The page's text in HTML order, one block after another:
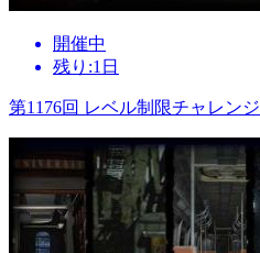
開催中
残り:1日
第1176回 レベル制限チャレンジ